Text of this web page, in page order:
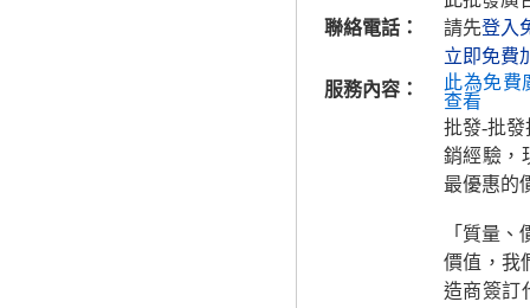
聯絡電話：
請先登入
立即免費
服務內容：
此為免費
查看
批發-批
銷經驗，
最優惠的
「質量
價值，我
造商簽訂